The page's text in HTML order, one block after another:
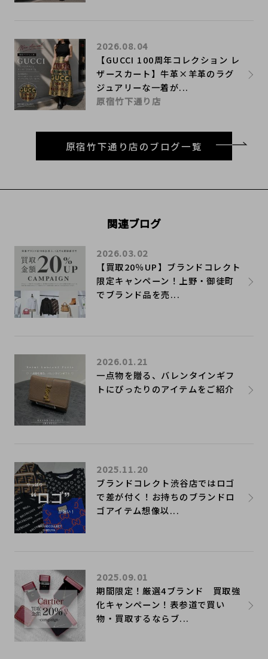
【GUCCI 100周年コレクション レ
ザースカート】牛革×羊革のラグ
ジュアリーな一着が...
2026.08.04
原宿竹下通り店
原宿竹下通り店のブログ一覧
関連ブログ
【買取20％UP】ブランドコレクト
限定キャンペーン！上野・御徒町
でブランド品を売...
2026.03.02
一点物を贈る、バレンタインギフ
トにぴったりのアイテムをご紹介
2026.01.21
ブランドコレクト渋谷店ではロゴ
で差が付く！お持ちのブランドロ
ゴアイテム想像以...
2025.11.20
期間限定！厳選4ブランド 買取強
化キャンペーン！表参道で買い
物・買取するならブ...
2025.09.01